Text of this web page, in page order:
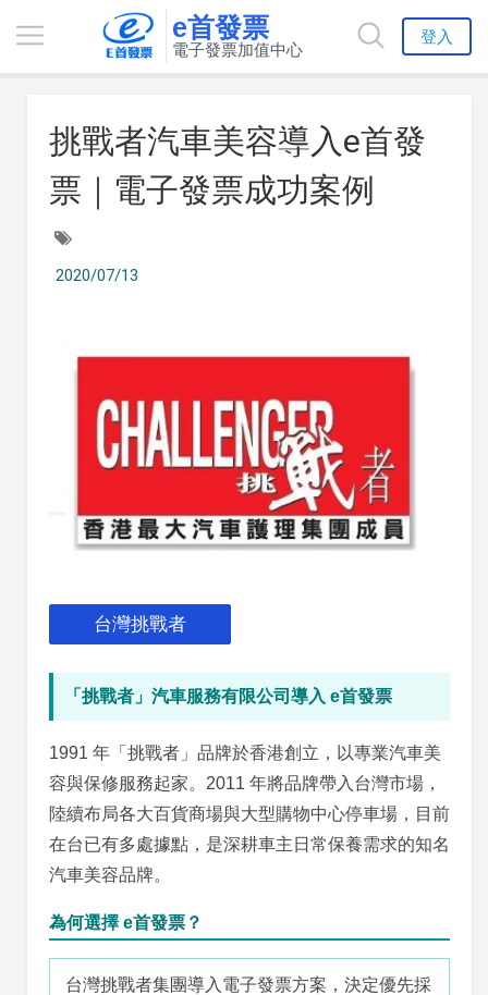
e首發票
電子發票加值中心
登入
挑戰者汽車美容導入e首發
票｜電子發票成功案例
2020/07/13
台灣挑戰者
「挑戰者」汽車服務有限公司導入 e首發票
1991 年「挑戰者」品牌於香港創立，以專業汽車美
容與保修服務起家。2011 年將品牌帶入台灣市場，
陸續布局各大百貨商場與大型購物中心停車場，目前
在台已有多處據點，是深耕車主日常保養需求的知名
汽車美容品牌。
為何選擇 e首發票？
台灣挑戰者集團導入電子發票方案，決定優先採